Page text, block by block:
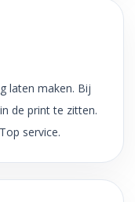
laten maken. Bij
de print te zitten.
service.